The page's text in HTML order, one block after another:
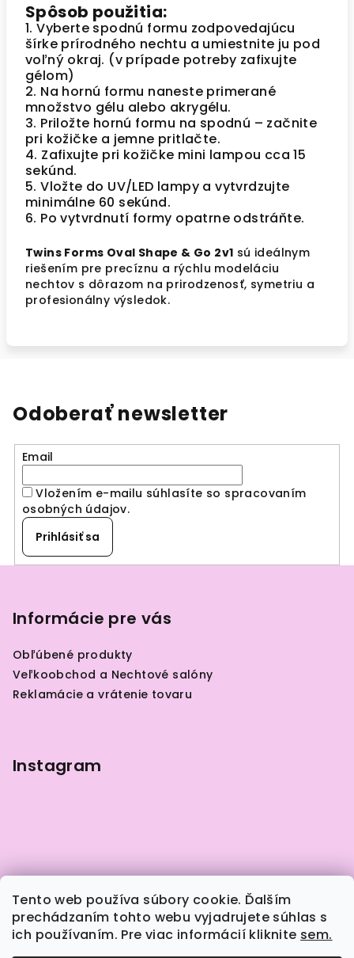
Tento web používa súbory cookie. Ďalším
prechádzaním tohto webu vyjadrujete súhlas s
ich používaním. Pre viac informácií kliknite sem.
Spôsob použitia:
1. Vyberte spodnú formu zodpovedajúcu
šírke prírodného nechtu a umiestnite ju pod
voľný okraj. (v prípade potreby zafixujte
gélom)
2. Na hornú formu naneste primerané
množstvo gélu alebo akrygélu.
3. Priložte hornú formu na spodnú – začnite
pri kožičke a jemne pritlačte.
4. Zafixujte pri kožičke mini lampou cca 15
sekúnd.
5. Vložte do UV/LED lampy a vytvrdzujte
minimálne 60 sekúnd.
6. Po vytvrdnutí formy opatrne odstráňte.
Twins Forms Oval Shape & Go 2v1 sú ideálnym
riešením pre precíznu a rýchlu modeláciu
nechtov s dôrazom na prirodzenosť, symetriu a
profesionálny výsledok.
Odoberať newsletter
Email
Vložením e-mailu súhlasíte so spracovaním
osobných údajov.
Prihlásiť sa
Informácie pre vás
Obľúbené produkty
Veľkoobchod a Nechtové salóny
Reklamácie a vrátenie tovaru
Instagram